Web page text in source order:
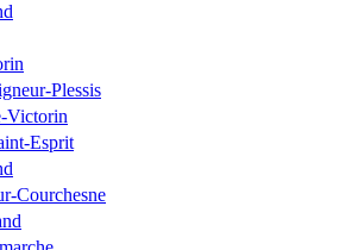
Plessis
Victorin
Esprit
Courchesne